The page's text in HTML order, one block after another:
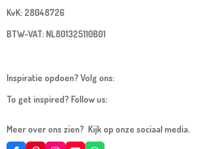
KvK: 28048726
BTW-VAT: NL801325110B01
Inspiratie opdoen? Volg ons:
To get inspired? Follow us:
Meer over ons zien? Kijk op onze sociaal media.